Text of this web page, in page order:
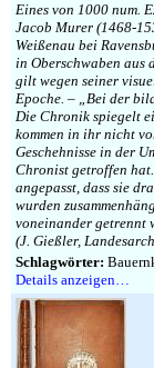
Eines von 1000 num.
Jacob Murer (1468-
Weißenau bei
in Oberschwaben aus
gilt wegen seiner
Epoche. – „Bei der
Die Chronik spiegelt
kommen in ihr nicht
Geschehnisse in der
Chronist getroffen
angepasst, dass sie
wurden
voneinander getrennt
(J. Gießler,
Schlagwörter:
Details anzeigen…